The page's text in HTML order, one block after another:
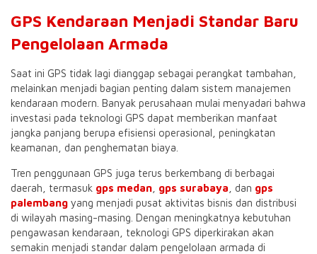
GPS Kendaraan Menjadi Standar Baru
Pengelolaan Armada
Saat ini GPS tidak lagi dianggap sebagai perangkat tambahan,
melainkan menjadi bagian penting dalam sistem manajemen
kendaraan modern. Banyak perusahaan mulai menyadari bahwa
investasi pada teknologi GPS dapat memberikan manfaat
jangka panjang berupa efisiensi operasional, peningkatan
keamanan, dan penghematan biaya.
Tren penggunaan GPS juga terus berkembang di berbagai
daerah, termasuk gps medan gps surabaya , dan gps
palembang yang menjadi pusat aktivitas bisnis dan distribusi
di wilayah masing-masing. Dengan meningkatnya kebutuhan
pengawasan kendaraan, teknologi GPS diperkirakan akan
semakin menjadi standar dalam pengelolaan armada di